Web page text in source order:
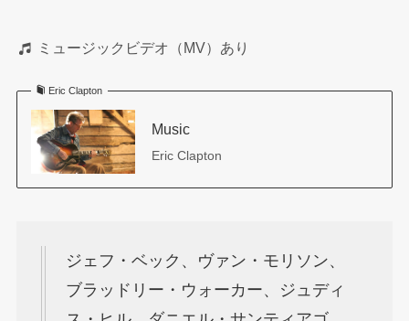
ミュージックビデオ（MV）あり
Eric Clapton
Music
Eric Clapton
ジェフ・ベック、ヴァン・モリソン、
ブラッドリー・ウォーカー、ジュディ